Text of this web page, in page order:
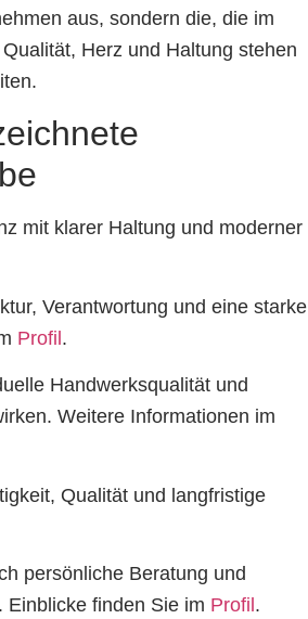
aus, sondern die, die im
Herz und Haltung stehen
mit klarer Haltung und moderner
Verantwortung und eine starke
Profil.
Handwerksqualität und
Weitere Informationen im
Qualität und langfristige
persönliche Beratung und
Einblicke finden Sie im Profil .